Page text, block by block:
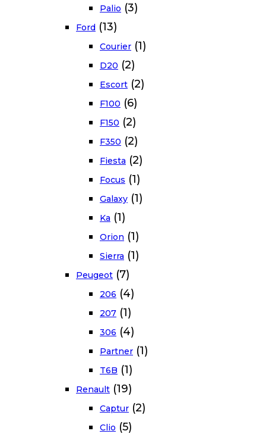
Palio (3)
Ford (13)
Courier (1)
D20 (2)
Escort (2)
F100 (6)
F150 (2)
F350 (2)
Fiesta (2)
Focus (1)
Galaxy (1)
Ka (1)
Orion (1)
Sierra (1)
Peugeot (7)
206 (4)
207 (1)
306 (4)
Partner (1)
T6B (1)
Renault (19)
Captur (2)
Clio (5)